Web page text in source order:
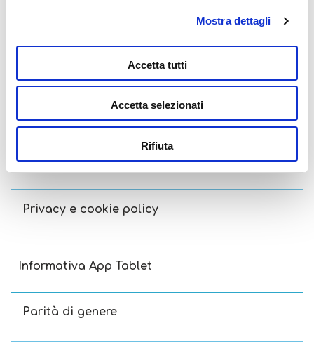
Mostra dettagli
Accetta tutti
Accetta selezionati
Rifiuta
Termini e condizioni
Privacy e cookie policy
Informativa App Tablet
Parità di genere